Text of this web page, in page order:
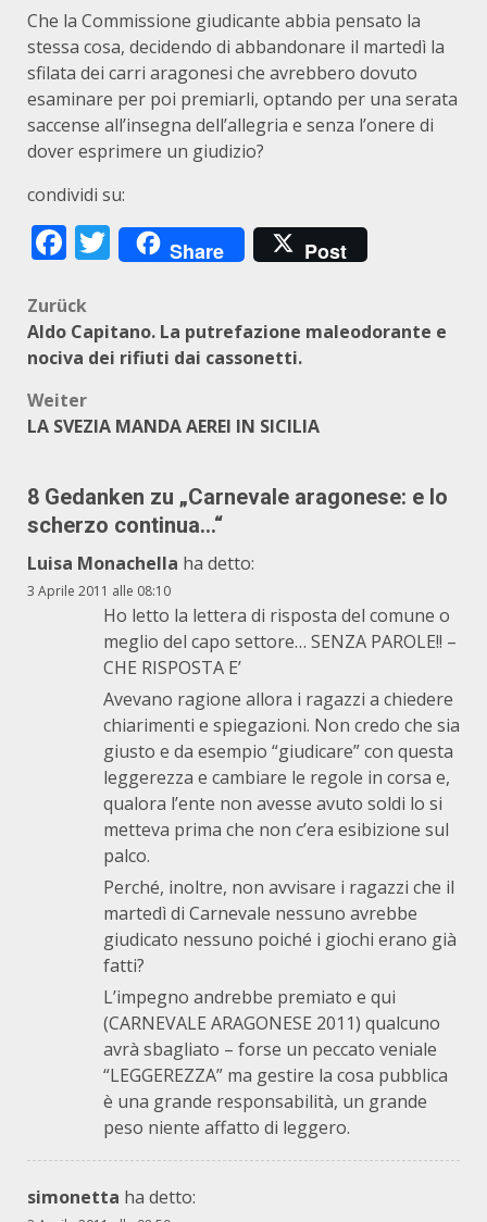
Che la Commissione giudicante abbia pensato la
stessa cosa, decidendo di abbandonare il martedì la
sfilata dei carri aragonesi che avrebbero dovuto
esaminare per poi premiarli, optando per una serata
saccense all’insegna dell’allegria e senza l’onere di
dover esprimere un giudizio?
condividi su:
Facebook
Twitter
Share Post
Beitragsnavigation
Zurück
Aldo Capitano. La putrefazione maleodorante e
nociva dei rifiuti dai cassonetti.
Weiter
LA SVEZIA MANDA AEREI IN SICILIA
8 Gedanken zu „Carnevale aragonese: e lo
scherzo continua…“
Luisa Monachella ha detto:
3 Aprile 2011 alle 08:10
Ho letto la lettera di risposta del comune o
meglio del capo settore… SENZA PAROLE!! –
CHE RISPOSTA E’
Avevano ragione allora i ragazzi a chiedere
chiarimenti e spiegazioni. Non credo che sia
giusto e da esempio “giudicare” con questa
leggerezza e cambiare le regole in corsa e,
qualora l’ente non avesse avuto soldi lo si
metteva prima che non c’era esibizione sul
palco.
Perché, inoltre, non avvisare i ragazzi che il
martedì di Carnevale nessuno avrebbe
giudicato nessuno poiché i giochi erano già
fatti?
L’impegno andrebbe premiato e qui
(CARNEVALE ARAGONESE 2011) qualcuno
avrà sbagliato – forse un peccato veniale
“LEGGEREZZA” ma gestire la cosa pubblica
è una grande responsabilità, un grande
peso niente affatto di leggero.
simonetta ha detto: